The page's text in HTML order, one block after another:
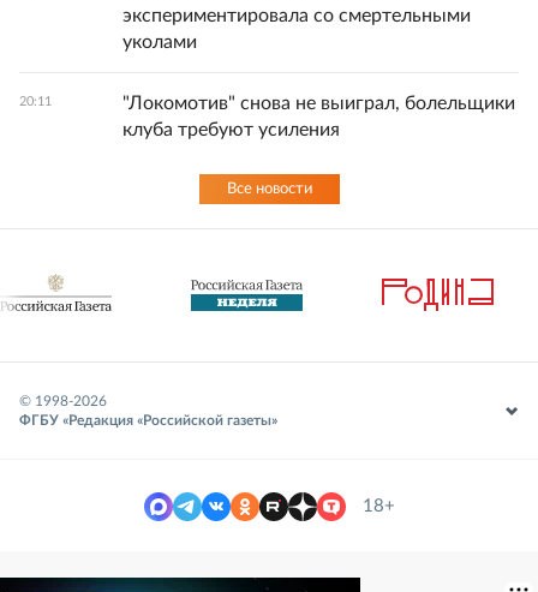
экспериментировала со смертельными
уколами
20:11
"Локомотив" снова не выиграл, болельщики
клуба требуют усиления
Все новости
© 1998-2026
ФГБУ «Редакция «Российской газеты»
18+